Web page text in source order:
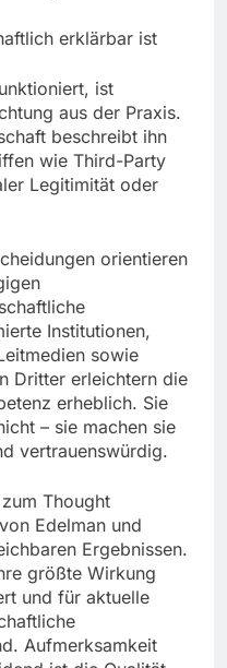
erklärbar ist
ist
aus der Praxis.
beschreibt ihn
wie Third-Party
Legitimität oder
orientieren
Institutionen,
sowie
Dritter erleichtern die
erheblich. Sie
– sie machen sie
vertrauenswürdig.
Thought
Edelman und
Ergebnissen.
größte Wirkung
und für aktuelle
Aufmerksamkeit